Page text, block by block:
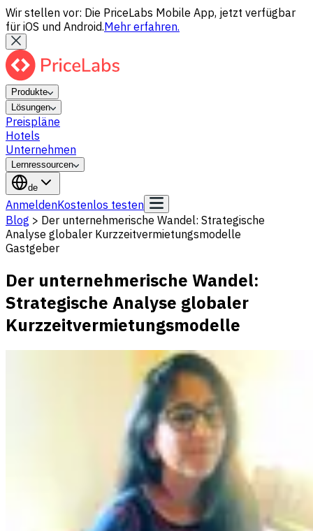
Wir stellen vor: Die PriceLabs Mobile App, jetzt verfügbar
für iOS und Android.Mehr erfahren.
Produkte
Lösungen
Preispläne
Hotels
Unternehmen
Lernressourcen
de
AnmeldenKostenlos testen
Blog > Der unternehmerische Wandel: Strategische
Analyse globaler Kurzzeitvermietungsmodelle
Gastgeber
Der unternehmerische Wandel:
Strategische Analyse globaler
Kurzzeitvermietungsmodelle